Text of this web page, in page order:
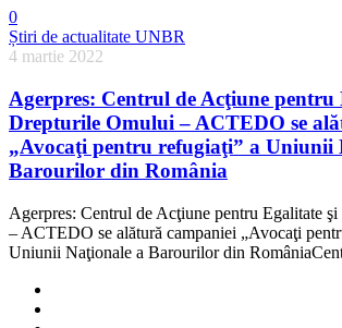
0
Știri de actualitate UNBR
4 martie 2022
Agerpres: Centrul de Acţiune pentru
Drepturile Omului – ACTEDO se
„Avocaţi pentru refugiaţi” a Uniunii
Barourilor din România
Agerpres: Centrul de Acţiune pentru Egalitate
– ACTEDO se alătură campaniei „Avocaţi
Uniunii Naţionale a Barourilor din